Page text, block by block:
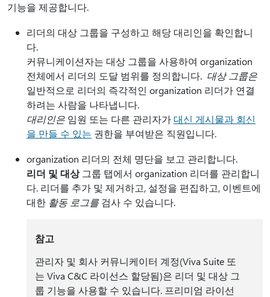
기능을 제공합니다.
리더의 대상 그룹을 구성하고 해당 대리인을 확인합니
다.
커뮤니케이션자는 대상 그룹을 사용하여 organization
전체에서 리더의 도달 범위를 정의합니다. 대상 그룹은
일반적으로 리더의 즉각적인 organization 리더가 연결
하려는 사람을 나타냅니다.
대리인은 임원 또는 다른 관리자가대신 게시물과 회신
을 만들 수 있는 권한을 부여받은 직원입니다.
organization 리더의 전체 명단을 보고 관리합니다.
리더 및 대상그룹 탭에서 organization 리더를 관리합니
다. 리더를 추가 및 제거하고, 설정을 편집하고, 이벤트에
대한 활동 로그를 검사 수 있습니다.
참고
관리자 및 회사 커뮤니케이터 계정(Viva Suite 또
는 Viva C&C 라이선스 할당됨)은 리더 및 대상 그
룹 기능을 사용할 수 있습니다. 프리미엄 라이선